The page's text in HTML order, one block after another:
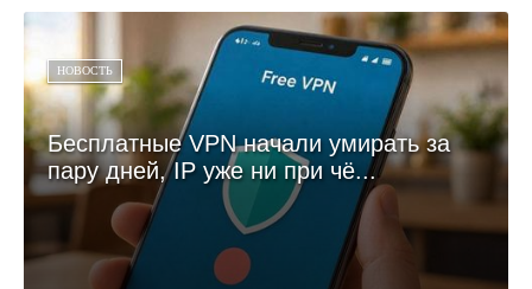
НОВОСТЬ
Бесплатные VPN начали умирать за
пару дней, IP уже ни при чё...